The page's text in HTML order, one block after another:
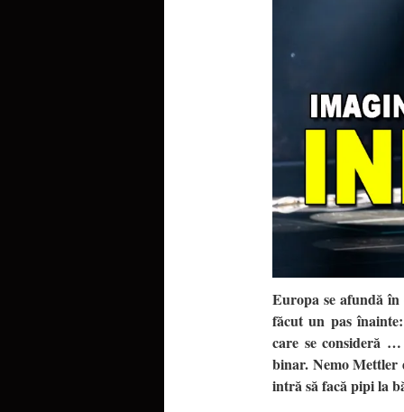
Europa se afundă
făcut un pas
care se consideră
binar. Nemo Mettler
intră să facă pipi la